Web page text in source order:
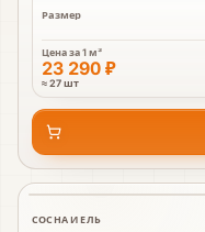
Размер
Цена за1 м³
23 290 ₽
≈ 27 шт
В наличии
СОСНА И ЕЛЬ